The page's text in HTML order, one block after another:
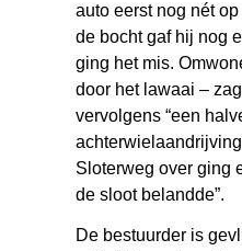
auto eerst nog nét
de bocht gaf hij nog
ging het mis.
door het lawaai –
vervolgens “een
Sloterweg over ging
de sloot belandde”.
De bestuurder is